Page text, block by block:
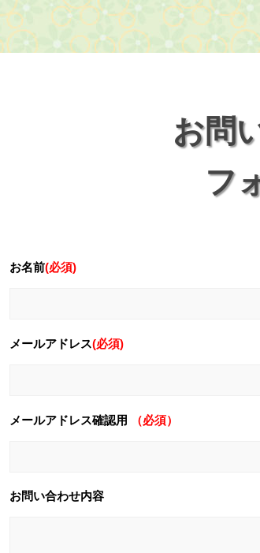
お問
フ
お名前(必須)
メールアドレス(必須)
メールアドレス確認用 （必須）
お問い合わせ内容